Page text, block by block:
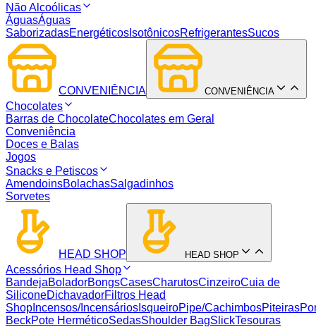
Não Alcoólicas
ÁguasÁguas
SaborizadasEnergéticos IsotônicosRefrigerantesSucos
CONVENIÊNCIA CONVENIÊNCIA
Chocolates
Barras de ChocolateChocolates em Geral
Conveniência
Doces e Balas
Jogos
Snacks e Petiscos
AmendoinsBolachasSalgadinhos
Sorvetes
HEAD SHOP HEAD SHOP
Acessórios Head Shop
BandejaBoladorBongsCasesCharutosCinzeiroCuia de
SiliconeDichavadorFiltros Head
Shop Incensos/Incensários IsqueiroPipe/CachimbosPiteiras
BeckPote HerméticoSedasShoulder BagSlickTesouras